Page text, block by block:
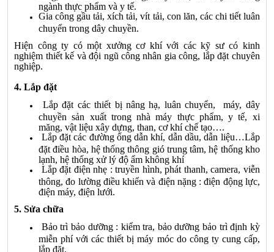
ngành thực phẩm và y tế.
Gia công gầu tải, xích tải, vít tải, con lăn, các chi tiết luân
chuyển trong dây chuyền.
Hiện công ty có một xưởng cơ khí với các kỹ sư có kinh
nghiệm thiết kế và đội ngũ công nhân gia công, lắp đặt chuyên
nghiệp.
4. Lắp đặt
Lắp đặt các thiết bị nâng hạ, luân chuyển, máy, dây
chuyền sản xuất trong nhà máy thực phẩm, y tế, xi
măng, vật liệu xây dựng, than, cơ khí chế tạo….
Lắp đặt các đường ống dẫn khí, dẫn dầu, dẫn liệu…Lắp
đặt điều hòa, hệ thống thông gió trung tâm, hệ thống kho
lạnh, hệ thống xử lý độ ẩm không khí
Lắp đặt điện nhẹ : truyền hình, phát thanh, camera, viễn
thông, đo lường điều khiển và điện nặng : điện động lực,
điện máy, điện lưới.
5. Sửa chữa
Bảo trì bảo dưỡng : kiểm tra, bảo dưỡng bảo trì định kỳ
miễn phí với các thiết bị máy móc do công ty cung cấp,
lắp đặt.